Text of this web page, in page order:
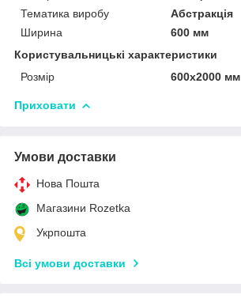
Тематика виробу
Абстракція
Ширина
600 мм
Користувальницькі характеристики
Розмір
600х2000 мм
Приховати
Умови доставки
Нова Пошта
Магазини Rozetka
Укрпошта
Всі умови доставки